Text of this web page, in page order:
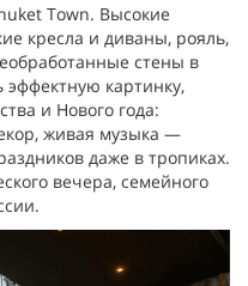
Town. Высокие
кресла и диваны, рояль,
стены в
эффектную картинку,
и Нового года:
живая музыка —
даже в тропиках.
вечера, семейного